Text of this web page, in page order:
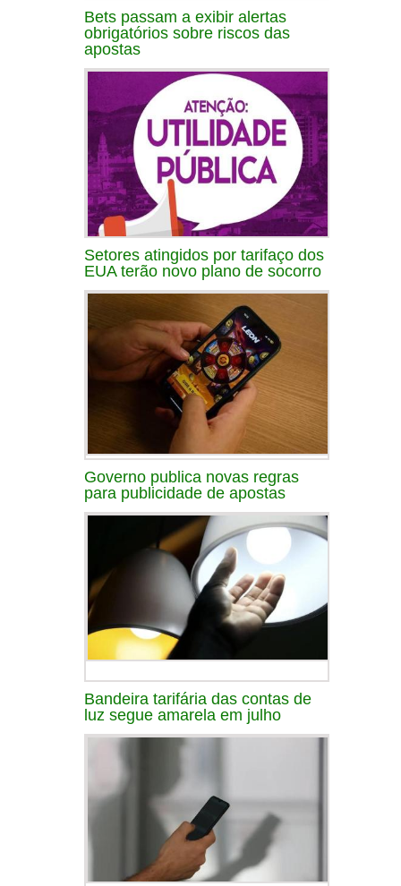
Bets passam a exibir alertas
obrigatórios sobre riscos das
apostas
Setores atingidos por tarifaço dos
EUA terão novo plano de socorro
Governo publica novas regras
para publicidade de apostas
Bandeira tarifária das contas de
luz segue amarela em julho